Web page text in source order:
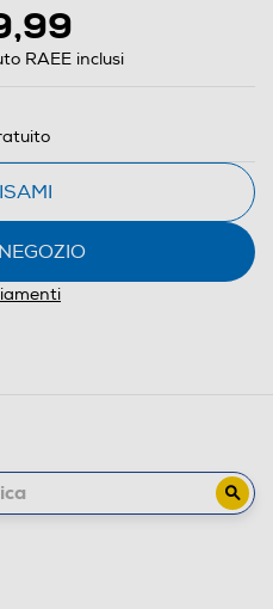
RAEE inclusi